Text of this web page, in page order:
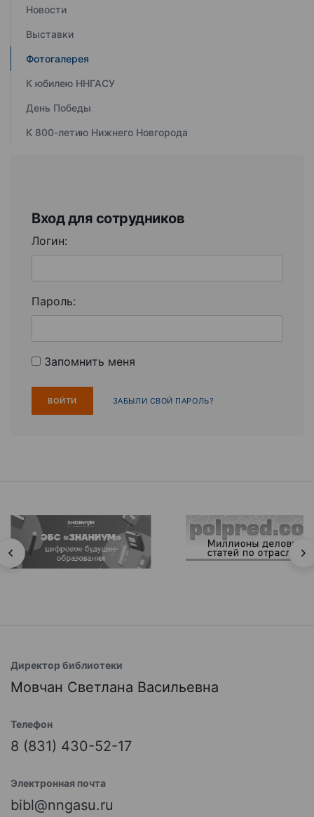
Новости
Выставки
Фотогалерея
К юбилею ННГАСУ
День Победы
К 800-летию Нижнего Новгорода
Вход для сотрудников
Логин:
Пароль:
Запомнить меня
ЗАБЫЛИ СВОЙ ПАРОЛЬ?
Директор библиотеки
Мовчан Светлана Васильевна
Телефон
8 (831) 430-52-17
Электронная почта
bibl@nngasu.ru